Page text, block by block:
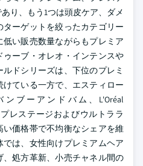
り、もう1つは頭皮ケア、ダメ
ーゲットを絞ったカテゴリー
い販売数量ながらもプレミア
ーブ・オレオ・インテンスや
ドシリーズは、下位のプレミ
ている一方で、エスティロー
ブーアンドバム、L'Oréal
プレステージおよびウルトララ
価格帯で不均衡なシェアを維
は、女性向けプレミアムヘア
処方革新、小売チャネル間の